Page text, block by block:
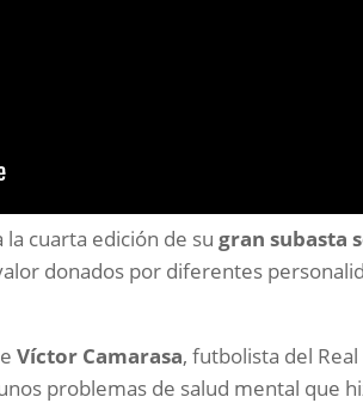
la cuarta edición de sugran subasta
donados por diferentes
Víctor Camarasa, futbolista del
problemas de salud mental que